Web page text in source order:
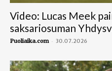
Video: Lucas Meek
saksariosuman
Puoliaika.com - 30.07.2026